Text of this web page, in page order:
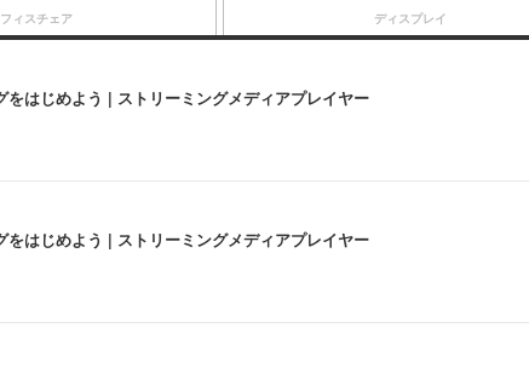
はじめよう | ストリーミングメディアプレイヤー
はじめよう | ストリーミングメディアプレイヤー
ィスチェア ディスプレイ